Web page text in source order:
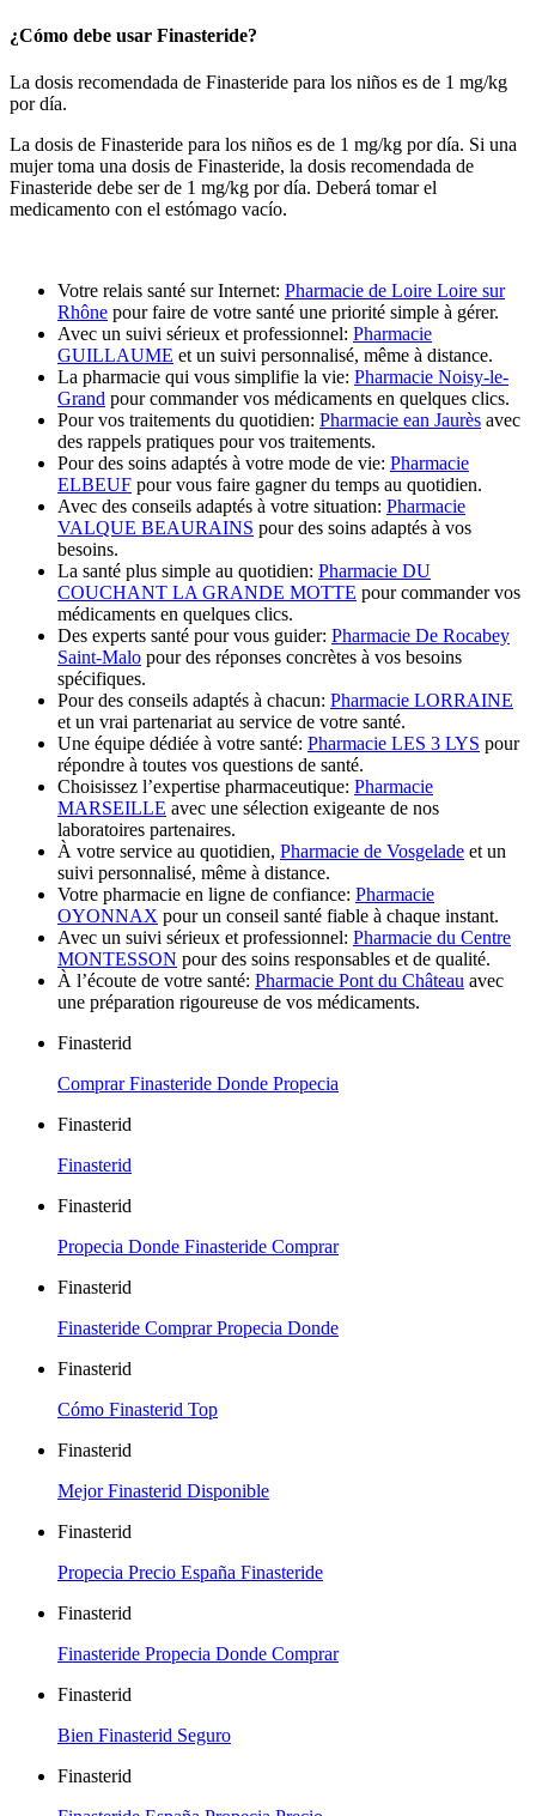
¿Cómo debe usar Finasteride?
La dosis recomendada de Finasteride para los niños es de 1 mg/kg
por día.
La dosis de Finasteride para los niños es de 1 mg/kg por día. Si una
mujer toma una dosis de Finasteride, la dosis recomendada de
Finasteride debe ser de 1 mg/kg por día. Deberá tomar el
medicamento con el estómago vacío.
Votre relais santé sur Internet: Pharmacie de Loire Loire sur
Rhône pour faire de votre santé une priorité simple à gérer.
Avec un suivi sérieux et professionnel: Pharmacie
GUILLAUME et un suivi personnalisé, même à distance.
La pharmacie qui vous simplifie la vie: Pharmacie Noisy-le-
Grand pour commander vos médicaments en quelques clics.
Pour vos traitements du quotidien: Pharmacie ean Jaurès avec
des rappels pratiques pour vos traitements.
Pour des soins adaptés à votre mode de vie: Pharmacie
ELBEUF pour vous faire gagner du temps au quotidien.
Avec des conseils adaptés à votre situation: Pharmacie
VALQUE BEAURAINS pour des soins adaptés à vos
besoins.
La santé plus simple au quotidien: Pharmacie DU
COUCHANT LA GRANDE MOTTE pour commander vos
médicaments en quelques clics.
Des experts santé pour vous guider: Pharmacie De Rocabey
Saint-Malo pour des réponses concrètes à vos besoins
spécifiques.
Pour des conseils adaptés à chacun: Pharmacie LORRAINE
et un vrai partenariat au service de votre santé.
Une équipe dédiée à votre santé: Pharmacie LES 3 LYS pour
répondre à toutes vos questions de santé.
Choisissez l’expertise pharmaceutique: Pharmacie
MARSEILLE avec une sélection exigeante de nos
laboratoires partenaires.
À votre service au quotidien, Pharmacie de Vosgelade et un
suivi personnalisé, même à distance.
Votre pharmacie en ligne de confiance: Pharmacie
OYONNAX pour un conseil santé fiable à chaque instant.
Avec un suivi sérieux et professionnel: Pharmacie du Centre
MONTESSON pour des soins responsables et de qualité.
À l’écoute de votre santé: Pharmacie Pont du Château avec
une préparation rigoureuse de vos médicaments.
Finasterid
Comprar Finasteride Donde Propecia
Finasterid
Finasterid
Finasterid
Propecia Donde Finasteride Comprar
Finasterid
Finasteride Comprar Propecia Donde
Finasterid
Cómo Finasterid Top
Finasterid
Mejor Finasterid Disponible
Finasterid
Propecia Precio España Finasteride
Finasterid
Finasteride Propecia Donde Comprar
Finasterid
Bien Finasterid Seguro
Finasterid